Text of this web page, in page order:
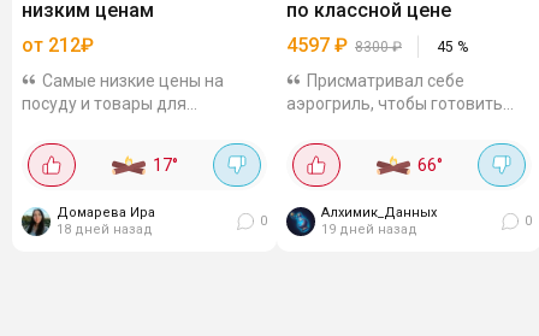
низким ценам
от 212₽
Самые низкие цены на
посуду и товары для
Картой. Для напитков: Чайная
пар "Облако" ручная роспись
"Modern" за 400₽ ...
17°
Домарева Ира
18 дней назад
0
по классной цене
4597 ₽ 8300₽ 45 %
Присматривал себе
аэрогриль, чтобы готовить
GEOZON, хорош по
характеристикам и цена норм.
2200 Вт. Две съёмные чаши
(по 4 л...
66°
Алхимик_Данных
19 дней назад
0